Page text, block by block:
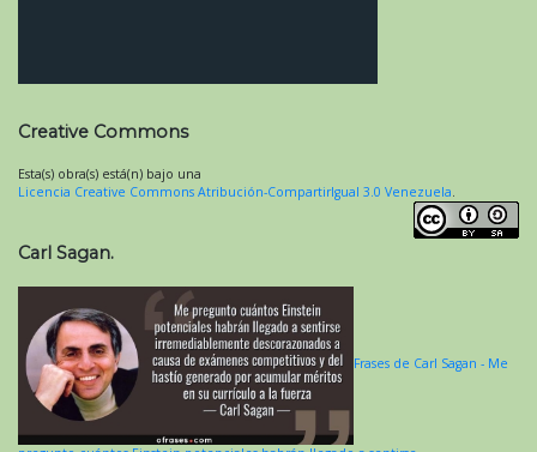
Creative Commons
Esta(s) obra(s) está(n) bajo una
Licencia Creative Commons Atribución-CompartirIgual 3.0 Venezuela
Carl Sagan.
Frases de Carl Sagan - Me